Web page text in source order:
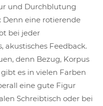
und Durchblutung
Denn eine rotierende
bei jeder
akustisches Feedback.
denn Bezug, Korpus
gibt es in vielen Farben
eine gute Figur
Schreibtisch oder bei